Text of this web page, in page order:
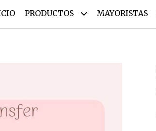
PRODUCTOS MAYORISTAS